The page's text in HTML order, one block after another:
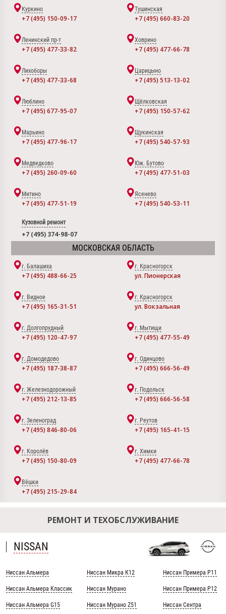
Куркино
+7 (495) 150-09-17
Тушинская
+7 (495) 660-83-20
Ленинский пр-т
+7 (495) 477-33-82
Ховрино
+7 (495) 477-66-78
Лихоборы
+7 (495) 477-33-68
Царицыно
+7 (495) 513-13-02
Люблино
+7 (495) 677-95-07
Щёлковская
+7 (495) 150-57-62
Марьино
+7 (495) 477-96-17
Щукинская
+7 (495) 540-57-93
Медведково
+7 (495) 260-09-60
Юж. Бутово
+7 (495) 477-51-03
Митино
+7 (495) 477-51-19
Ясенево
+7 (495) 540-53-11
Кузовной ремонт
+7 (495) 374-98-07
МОСКОВСКАЯ ОБЛАСТЬ
г. Балашиха
+7 (495) 488-66-25
г. Красногорск
ул. Пионерская
г. Видное
+7 (495) 165-31-51
г. Красногорск
ул. Вокзальная
г. Долгопрудный
+7 (495) 120-47-97
г. Мытищи
+7 (495) 477-55-49
г. Домодедово
+7 (495) 187-38-87
г. Одинцово
+7 (495) 666-56-49
г. Железнодорожный
+7 (495) 212-13-85
г. Подольск
+7 (495) 666-56-58
г. Зеленоград
+7 (495) 846-80-06
г. Реутов
+7 (495) 165-41-15
г. Королёв
+7 (495) 150-80-09
г. Химки
+7 (495) 477-66-78
Вёшки
+7 (495) 215-29-84
РЕМОНТ И ТЕХОБСЛУЖИВАНИЕ
NISSAN
Ниссан Альмера
Ниссан Альмера Классик
Ниссан Альмера G15
Ниссан Микра К12
Ниссан Мурано
Ниссан Мурано Z51
Ниссан Примера Р11
Ниссан Примера Р12
Ниссан Сентра